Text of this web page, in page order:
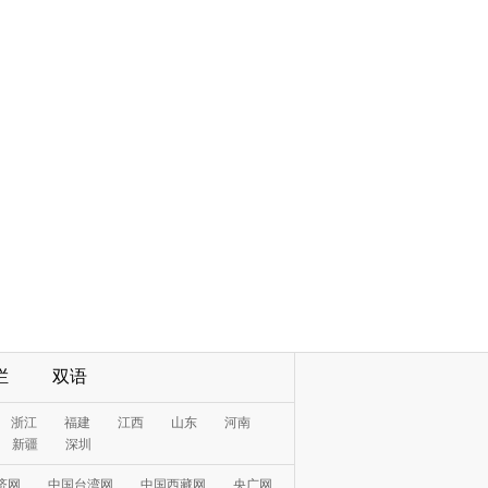
双语
浙江 福建 江西 山东
河南
新疆
深圳
网 中国台湾网 中国西藏网 央广网